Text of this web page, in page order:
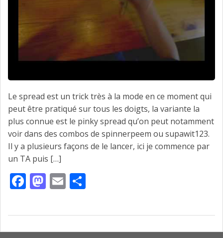
Le spread est un trick très à la mode en ce moment qui
peut être pratiqué sur tous les doigts, la variante la
plus connue est le pinky spread qu’on peut notamment
voir dans des combos de spinnerpeem ou supawit123.
Il y a plusieurs façons de le lancer, ici je commence par
un TA puis […]
Facebook
Mastodon
Email